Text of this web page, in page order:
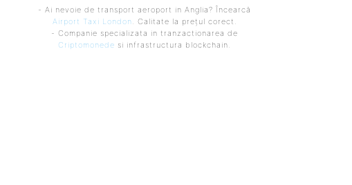
- Ai nevoie de transport aeroport in Anglia? Încearcă
Airport Taxi London. Calitate la prețul corect.
- Companie specializata in tranzactionarea de
Criptomonede si infrastructura blockchain.